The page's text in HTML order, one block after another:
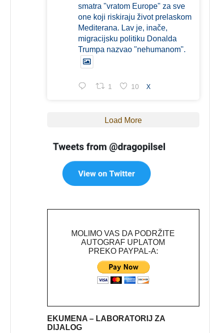
smatra "vratom Europe" za sve
one koji riskiraju život prelaskom
Mediterana. Lav je, inače,
migracijsku politiku Donalda
Trumpa nazvao "nehumanom".
1 10 X
Load More
MOLIMO VAS DA PODRŽITE
AUTOGRAF UPLATOM
PREKO PAYPAL-A:
EKUMENA – LABORATORIJ ZA
DIJALOG